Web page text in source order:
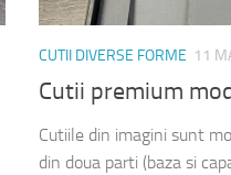
CUTII DIVERSE FORME 11
Cutii premium
Cutiile din imagini sunt
din doua parti (baza si